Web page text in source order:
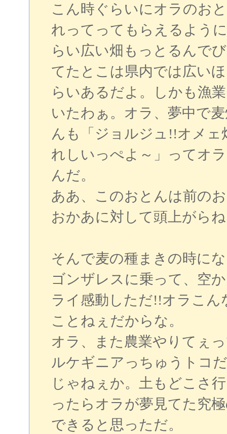
こん時ぐらいにオラのお
れってってもらえるよう
らい広い畑もっとるんで
てたとこは県内では広い
らいあるだよ。しかも漁
いたわぁ。オラ、夢中で
んも「ジョルジュ!!オメ
れしいっぺよ～」ってオ
んだ。
ああ、このおとんは前の
おかあに対して頭上がら
そんで麦の種まきの時に
ゴンザレスに乗って、空
ライ感動しただ!!オラこ
ことねぇだからな。
オラ、また農業やりてぇ
ルケギニアっちゅうトコ
じゃねぇか。土もどこさ
ったらオラが夢見てた究
できると思っただ。